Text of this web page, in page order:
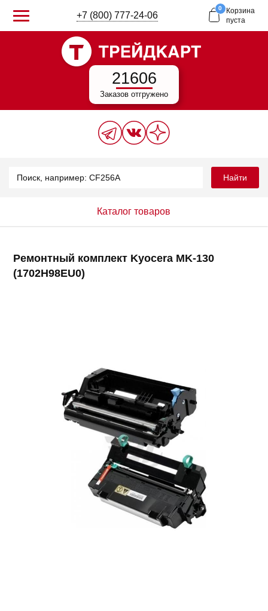
+7 (800) 777-24-06
0
Корзина
пуста
21606
Заказов отгружено
Найти
Каталог товаров
Ремонтный комплект Kyocera MK-130
(1702H98EU0)